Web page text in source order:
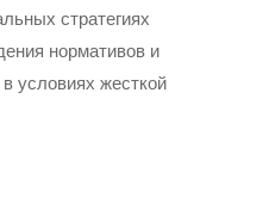
стратегиях
нормативов и
условиях жесткой